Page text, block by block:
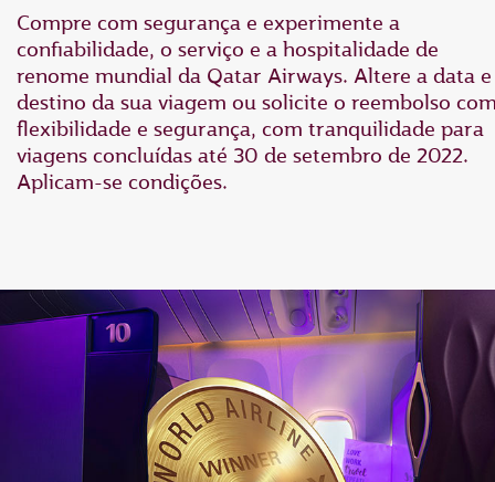
Compre com segurança e experimente a
confiabilidade, o serviço e a hospitalidade de
renome mundial da Qatar Airways. Altere a data
destino da sua viagem ou solicite o reembolso
flexibilidade e segurança, com tranquilidade para
viagens concluídas até 30 de setembro de 2022.
Aplicam-se condições.